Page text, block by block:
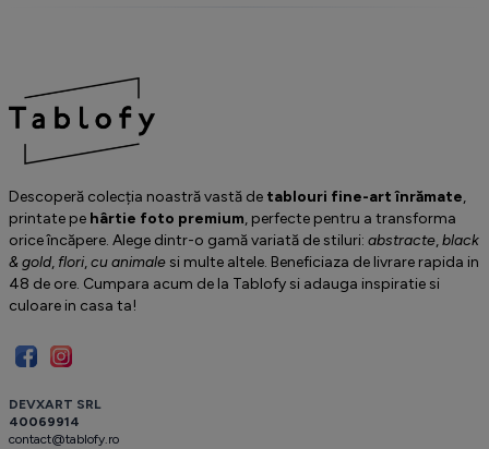
Descoperă colecția noastră vastă de tablouri fine-art înrămate,
printate pe hârtie foto premium, perfecte pentru a transforma
orice încăpere. Alege dintr-o gamă variată de stiluri: abstracte,black
& gold, flori,cu animalesi multe altele. Beneficiaza de livrare rapida in
48 de ore. Cumpara acum de la Tablofy si adauga inspiratie si
culoare in casa ta!
DEVXART SRL
40069914
contact@tablofy.ro